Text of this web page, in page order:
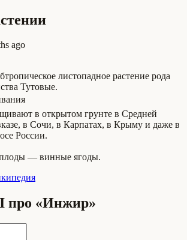
ago
листопадное растение рода
Тутовые.
в открытом грунте в Средней
в Сочи, в Карпатах, в Крыму и даже в
России.
— винные ягоды.
про «Инжир»